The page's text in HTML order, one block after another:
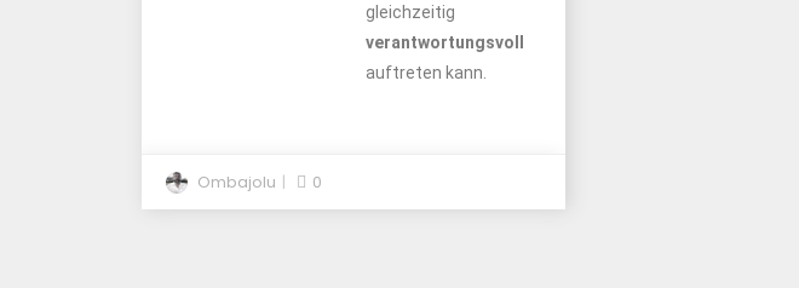
gleichzeitig
verantwortungsvoll
auftreten kann.
Ombajolu 0